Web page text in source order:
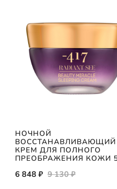
НОЧНОЙ
ВОССТАНАВЛИВАЮЩИЙ
КРЕМ ДЛЯ ПОЛНОГО
ПРЕОБРАЖЕНИЯ КОЖИ
6 848 ₽ 9 130 ₽